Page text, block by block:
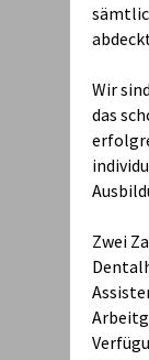
Wir
das
Zwei